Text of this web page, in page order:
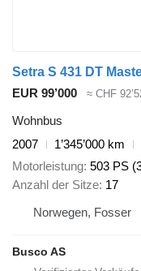
Setra S 431 DT
EUR 99’000
≈ CHF
Wohnbus
2007
1’345’000 km
Motorleistung 503 PS
Anzahl der Sitze 17
Norwegen, Fosser
Busco AS